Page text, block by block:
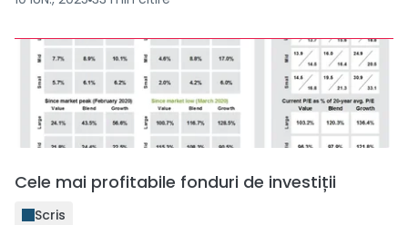
Cele mai profitabile fonduri de investiții
Scris